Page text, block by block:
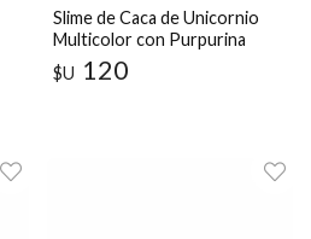
Slime de Caca de Unicornio
Multicolor con Purpurina
Juguete Sensorial Divertid
$U 120